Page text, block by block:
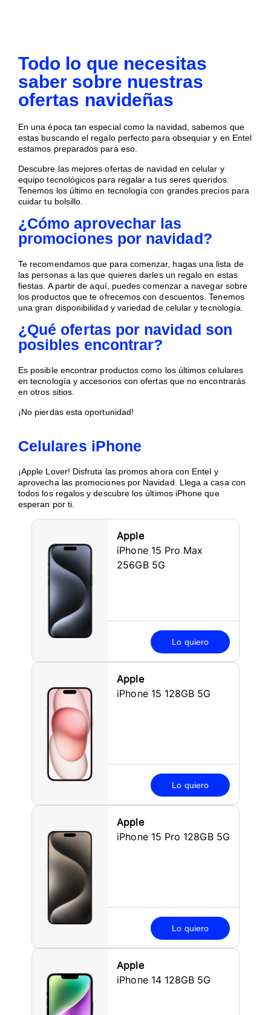
Todo lo que necesitas
saber sobre nuestras
ofertas navideñas
En una época tan especial como la navidad, sabemos que
estas buscando el regalo perfecto para obsequiar y en Entel
estamos preparados para eso.
Descubre las mejores ofertas de navidad en celular y
equipo tecnológicos para regalar a tus seres queridos.
Tenemos los último en tecnología con grandes precios para
cuidar tu bolsillo.
¿Cómo aprovechar las
promociones por navidad?
Te recomendamos que para comenzar, hagas una lista de
las personas a las que quieres darles un regalo en estas
fiestas. A partir de aquí, puedes comenzar a navegar sobre
los productos que te ofrecemos con descuentos. Tenemos
una gran disponibilidad y variedad de celular y tecnología.
¿Qué ofertas por navidad son
posibles encontrar?
Es posible encontrar productos como los últimos celulares
en tecnología y accesorios con ofertas que no encontrarás
en otros sitios.
¡No pierdas esta oportunidad!
Celulares iPhone
¡Apple Lover! Disfruta las promos ahora con Entel y
aprovecha las promociones por Navidad. Llega a casa con
todos los regalos y descubre los últimos iPhone que
esperan por ti.
Apple
iPhone 15 Pro Max
256GB 5G
Lo quiero
Apple
iPhone 15 128GB 5G
Lo quiero
Apple
iPhone 15 Pro 128GB 5G
Lo quiero
Apple
iPhone 14 128GB 5G